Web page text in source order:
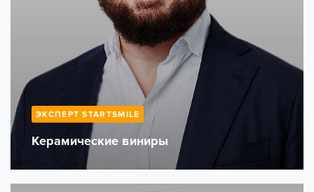
ЭКСПЕРТ STARTSMILE
Керамические виниры